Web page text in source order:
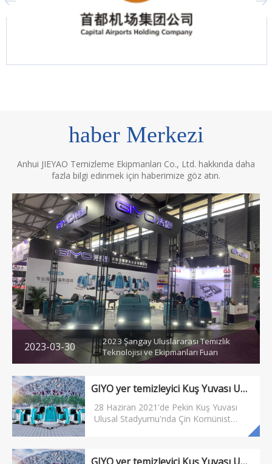
haber Merkezi
Anhui JIEYAO Temizleme Ekipmanları Co., Ltd. hakkında daha
fazla bilgi edinmek için haberimize göz atın.
2023-03-30
2023 Şangay Uluslararası Temizlik
Teknolojisi ve Ekipmanları Fuarı
GIYO yer temizleyici Kuş Yuvası Ulusal Stadyumu'na girdi ve Çin Komünist Partisi'nin kuruluşunun 100. yıldönümünde düzenlenen büyük ölçekli tiyatro gösterisine yardımcı oldu
28 Haziran 2021'de Pekin Kuş Yuvası
Ulusal Stadyumu'nda Çin Komünist